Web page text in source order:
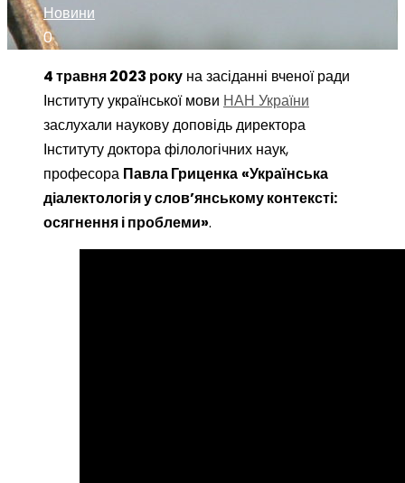
Новини
0
4 травня 2023 року на засіданні вченої ради
Інституту української мови НАН України
заслухали наукову доповідь директора
Інституту доктора філологічних наук,
професора Павла Гриценка «Українська
діалектологія у слов’янському контексті:
осягнення і проблеми».